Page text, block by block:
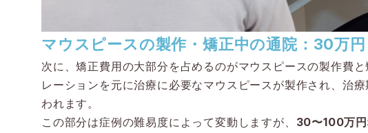
マウスピースの製作・矯正中の通院：30万
次に、矯正費用の大部分を占めるのがマウスピースの製作費
レーションを元に治療に必要なマウスピースが製作され、治
われます。
この部分は症例の難易度によって変動しますが、 30〜100万